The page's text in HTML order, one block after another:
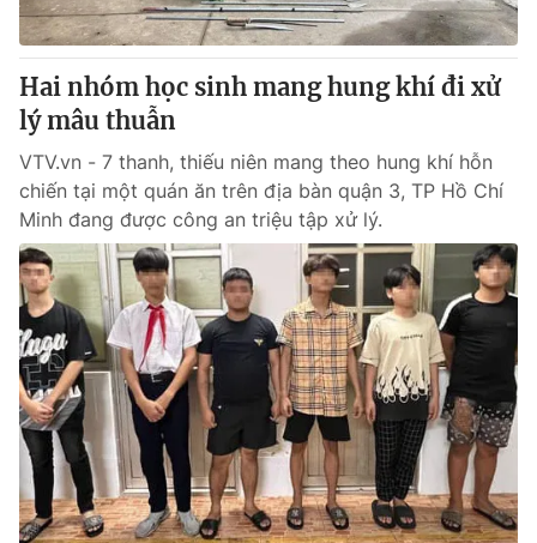
Hai nhóm học sinh mang hung khí đi xử
lý mâu thuẫn
VTV.vn - 7 thanh, thiếu niên mang theo hung khí hỗn
chiến tại một quán ăn trên địa bàn quận 3, TP Hồ Chí
Minh đang được công an triệu tập xử lý.